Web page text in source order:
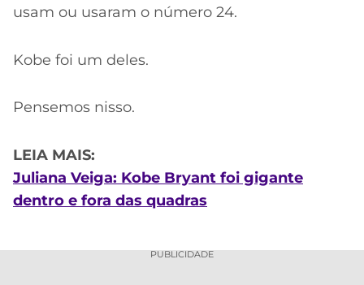
usam ou usaram o número 24.
Kobe foi um deles.
Pensemos nisso.
LEIA MAIS:
Juliana Veiga: Kobe Bryant foi gigante
dentro e fora das quadras
PUBLICIDADE